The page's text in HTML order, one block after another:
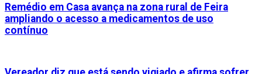
Remédio em Casa avança na zona rural de Feira
ampliando o acesso a medicamentos de uso
contínuo